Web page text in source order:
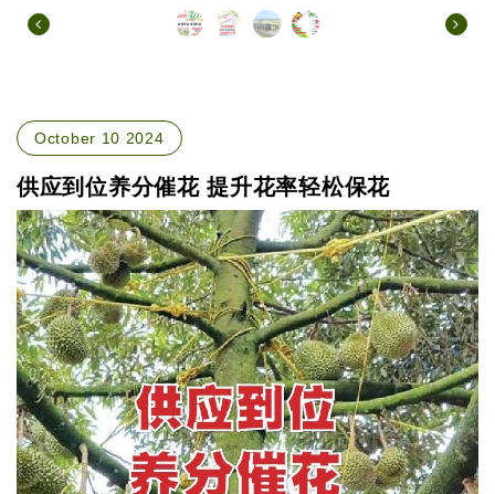
October 10 2024
供应到位养分催花 提升花率轻松保花